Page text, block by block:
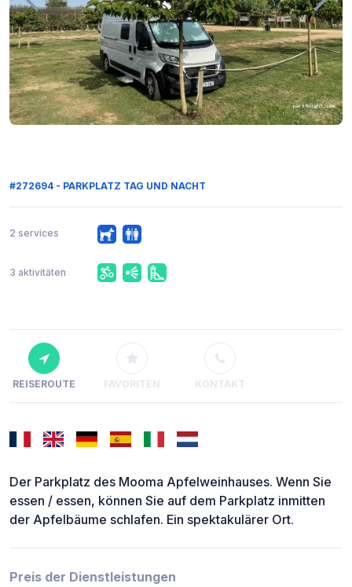
#272694 - PARKPLATZ TAG UND NACHT
2 services
3 aktivitäten
REISEROUTE FAVORITEN KONTAKT
Der Parkplatz des Mooma Apfelweinhauses. Wenn Sie
essen / essen, können Sie auf dem Parkplatz inmitten
der Apfelbäume schlafen. Ein spektakulärer Ort.
Preis der Dienstleistungen